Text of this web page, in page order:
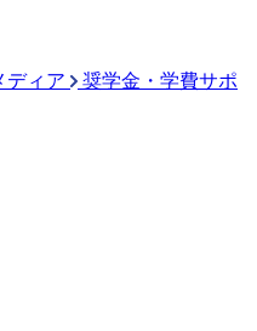
ディア
奨学金・学費サポ